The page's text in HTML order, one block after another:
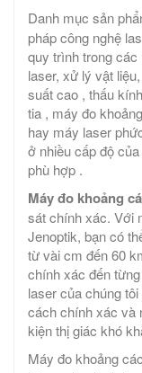
Danh mục sản
pháp công nghệ
quy trình trong
laser, xử lý vật
suất cao , thấu
tia , máy đo
hay máy laser
ở nhiều cấp độ
phù hợp .
Máy đo khoảng
sát chính xác. Với
Jenoptik, bạn có
từ vài cm đến 60
chính xác đến
laser của chúng
cách chính xác và
kiện thị giác khó
Máy đo khoảng